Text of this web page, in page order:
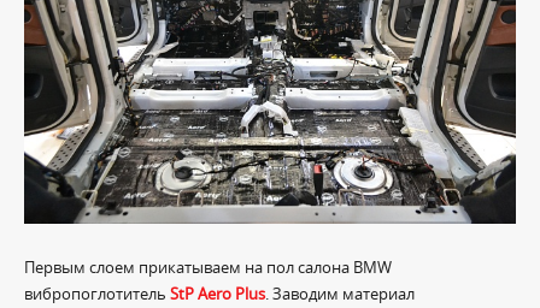
Первым слоем прикатываем на пол салона BMW
вибропоглотитель StP Aero Plus. Заводим материал